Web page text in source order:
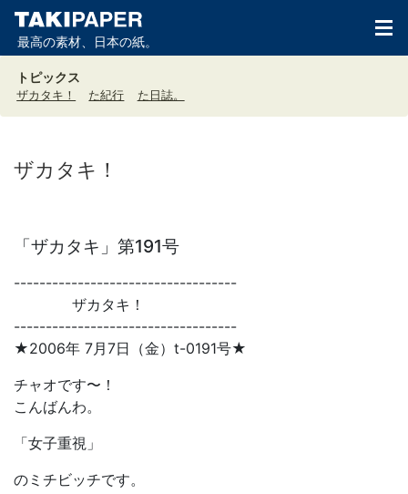
最高の素材、日本の紙。
トピックス
ザカタキ！ た紀行 た日誌。
ザカタキ！
「ザカタキ」第191号
-----------------------------------
ザカタキ！
-----------------------------------
★2006年 7月7日（金）t-0191号★
チャオです〜！
こんばんわ。
「女子重視」
のミチビッチです。